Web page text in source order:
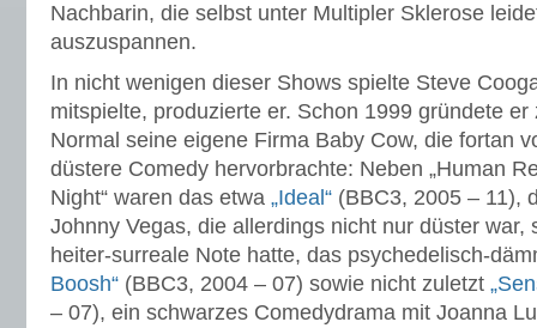
Nachbarin, die selbst unter Multipler Sklerose
auszuspannen.
In nicht wenigen dieser Shows spielte Steve
mitspielte, produzierte er. Schon 1999 gründete
Normal seine eigene Firma Baby Cow, die fortan
düstere Comedy hervorbrachte: Neben „Human
Night“ waren das etwa „Ideal“ (BBC3, 2005 – 11),
Johnny Vegas, die allerdings nicht nur düster war,
heiter-surreale Note hatte, das psychedelisch-
Boosh“ (BBC3, 2004 – 07) sowie nicht zuletzt
– 07), ein schwarzes Comedydrama mit Joanna